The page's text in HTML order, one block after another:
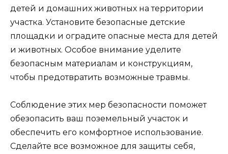
детей и домашних животных на территории
участка. Установите безопасные детские
площадки и оградите опасные места для детей
и животных. Особое внимание уделите
безопасным материалам и конструкциям,
чтобы предотвратить возможные травмы.
Соблюдение этих мер безопасности поможет
обезопасить ваш поземельный участок и
обеспечить его комфортное использование.
Сделайте все возможное для защиты себя,